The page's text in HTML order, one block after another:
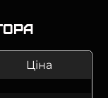
Ціна